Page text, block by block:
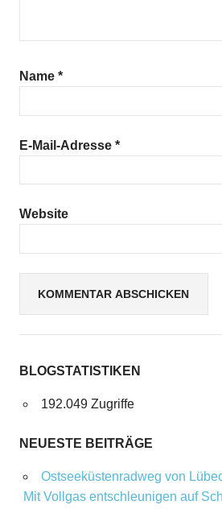
Name *
E-Mail-Adresse *
Website
BLOGSTATISTIKEN
192.049 Zugriffe
NEUESTE BEITRÄGE
Ostseeküstenradweg von
Mit Vollgas entschleunigen auf